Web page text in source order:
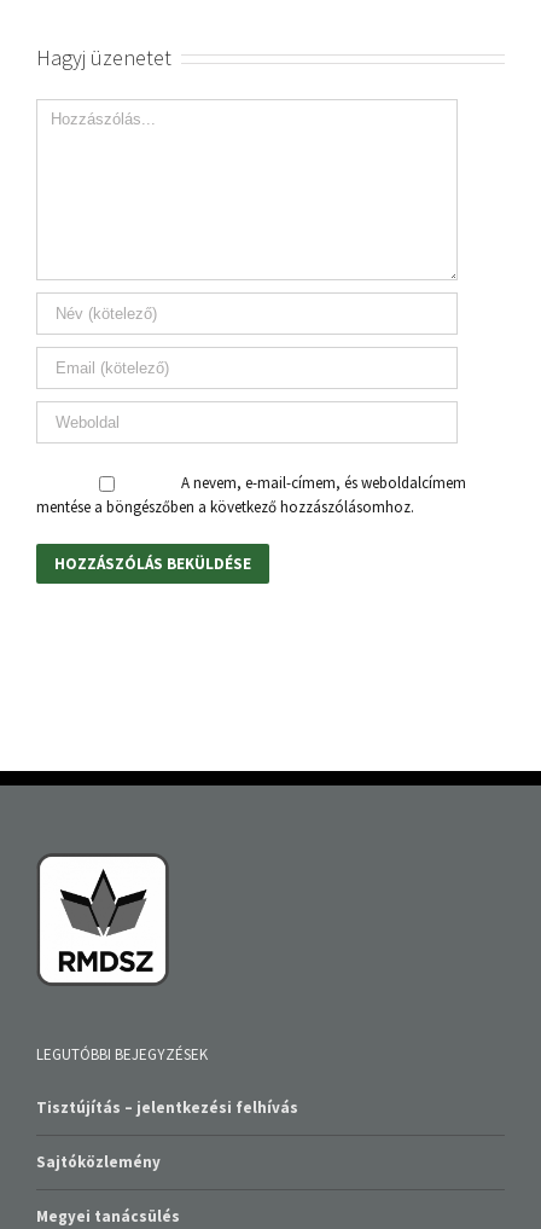
Hagyj üzenetet
A nevem, e-mail-címem, és weboldalcímem
mentése a böngészőben a következő hozzászólásomhoz.
LEGUTÓBBI BEJEGYZÉSEK
Tisztújítás – jelentkezési felhívás
Sajtóközlemény
Megyei tanácsülés